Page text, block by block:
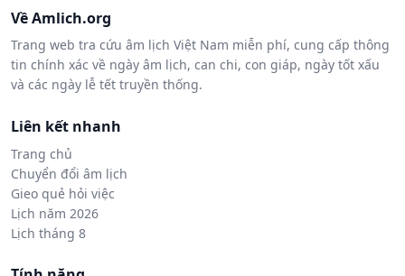
Về Amlich.org
Trang web tra cứu âm lịch Việt Nam miễn phí, cung cấp thông
tin chính xác về ngày âm lịch, can chi, con giáp, ngày tốt xấu
và các ngày lễ tết truyền thống.
Liên kết nhanh
Trang chủ
Chuyển đổi âm lịch
Gieo quẻ hỏi việc
Lịch năm 2026
Lịch tháng 8